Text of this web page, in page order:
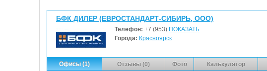
БФК ДИЛЕР (ЕВРОСТАНДАРТ-СИБИРЬ, ООО)
Телефон: +7 (953) ПОКАЗАТЬ
Города: Красноярск
Офисы (1) Отзывы (0) Фото Калькулятор